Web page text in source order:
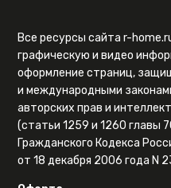
Все ресурсы сайта r-
графическую и видео
оформление страниц,
и международными
авторских прав и
(статьи 1259 и 1260 главы
Гражданского Кодекса
от 18 декабря 2006 года N